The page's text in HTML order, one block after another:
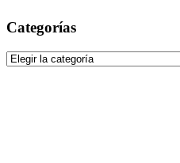
Categorías
Categorías